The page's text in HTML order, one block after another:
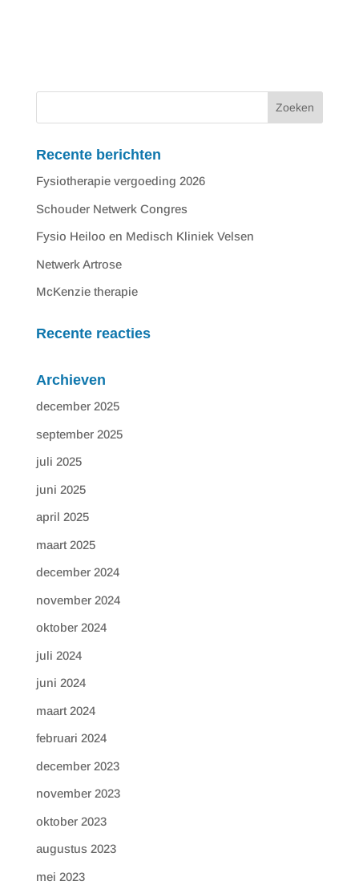
Recente berichten
Fysiotherapie vergoeding 2026
Schouder Netwerk Congres
Fysio Heiloo en Medisch Kliniek Velsen
Netwerk Artrose
McKenzie therapie
Recente reacties
Archieven
december 2025
september 2025
juli 2025
juni 2025
april 2025
maart 2025
december 2024
november 2024
oktober 2024
juli 2024
juni 2024
maart 2024
februari 2024
december 2023
november 2023
oktober 2023
augustus 2023
mei 2023